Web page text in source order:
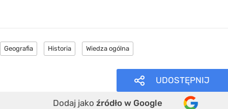
Geografia Historia Wiedza ogólna
UDOSTĘPNIJ
Dodaj jako źródło w Google